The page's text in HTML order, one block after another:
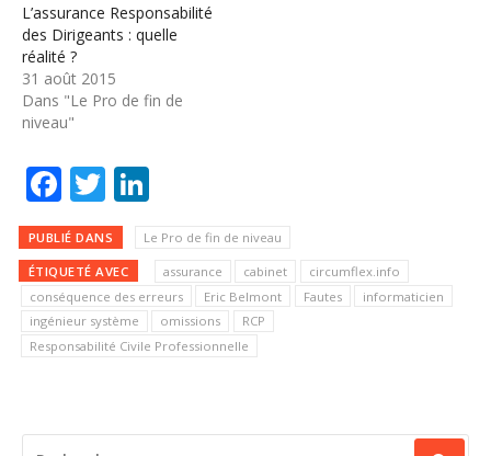
L’assurance Responsabilité
des Dirigeants : quelle
réalité ?
31 août 2015
Dans "Le Pro de fin de
niveau"
Facebook
Twitter
PUBLIÉ DANS Le Pro de fin de niveau
ÉTIQUETÉ AVEC assurance cabinet
circumflex.info
conséquence des erreurs
Eric Belmont Fautes
informaticien
ingénieur système
omissions
RCP
Responsabilité Civile Professionnelle